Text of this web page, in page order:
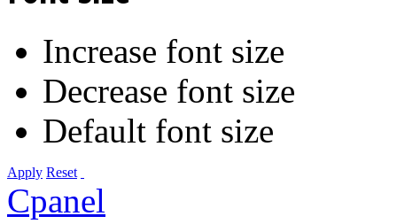
Increase font size
Decrease font size
Default font size
Apply Reset
Cpanel